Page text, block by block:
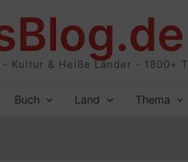
Kultur & Heiße Länder - 1800+
Buch Land Thema